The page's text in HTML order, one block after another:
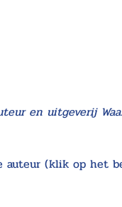
en uitgeverij
auteur (klik op het